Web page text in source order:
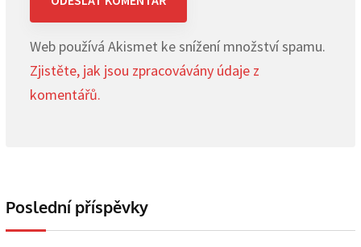
Web používá Akismet ke snížení množství spamu.
Zjistěte, jak jsou zpracovávány údaje z
komentářů.
Poslední příspěvky